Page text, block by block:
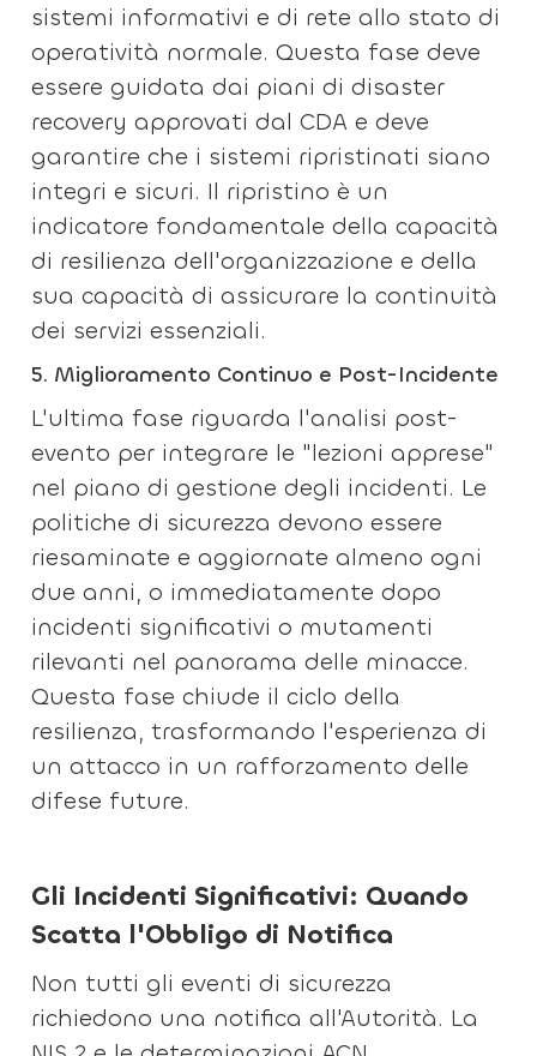
sistemi informativi e di rete allo stato di
operatività normale. Questa fase deve
essere guidata dai piani di disaster
recovery approvati dal CDA e deve
garantire che i sistemi ripristinati siano
integri e sicuri. Il ripristino è un
indicatore fondamentale della capacità
di resilienza dell'organizzazione e della
sua capacità di assicurare la continuità
dei servizi essenziali.
5. Miglioramento Continuo e Post-Incidente
L'ultima fase riguarda l'analisi post-
evento per integrare le "lezioni apprese"
nel piano di gestione degli incidenti. Le
politiche di sicurezza devono essere
riesaminate e aggiornate almeno ogni
due anni, o immediatamente dopo
incidenti significativi o mutamenti
rilevanti nel panorama delle minacce.
Questa fase chiude il ciclo della
resilienza, trasformando l'esperienza di
un attacco in un rafforzamento delle
difese future.
Gli Incidenti Significativi: Quando
Scatta l'Obbligo di Notifica
Non tutti gli eventi di sicurezza
richiedono una notifica all'Autorità. La